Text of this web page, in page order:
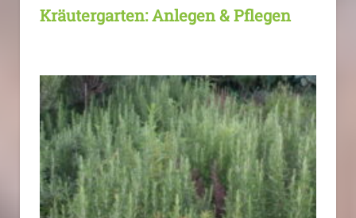
Kräutergarten: Anlegen & Pflegen